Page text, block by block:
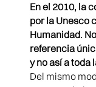
En el 2010, la
por la Unesco
Humanidad.
referencia
y no así a toda
Del mismo